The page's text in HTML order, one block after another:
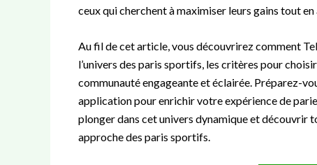
ceux qui cherchent à maximiser leurs gains tout
Au fil de cet article, vous découvrirez comment
l’univers des paris sportifs, les critères pour
communauté engageante et éclairée. Préparez-
application pour enrichir votre expérience de
plonger dans cet univers dynamique et
approche des paris sportifs.